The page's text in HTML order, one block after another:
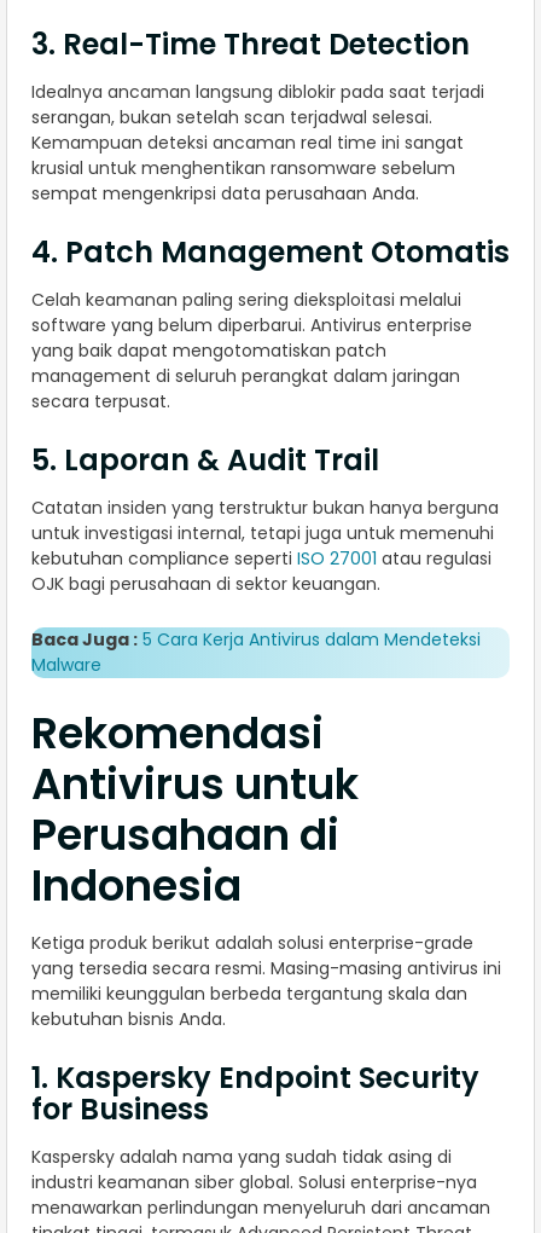
3. Real-Time Threat Detection
Idealnya ancaman langsung diblokir pada saat terjadi
serangan, bukan setelah scan terjadwal selesai.
Kemampuan deteksi ancaman real time ini sangat
krusial untuk menghentikan ransomware sebelum
sempat mengenkripsi data perusahaan Anda.
4. Patch Management Otomatis
Celah keamanan paling sering dieksploitasi melalui
software yang belum diperbarui. Antivirus enterprise
yang baik dapat mengotomatiskan patch
management di seluruh perangkat dalam jaringan
secara terpusat.
5. Laporan & Audit Trail
Catatan insiden yang terstruktur bukan hanya berguna
untuk investigasi internal, tetapi juga untuk memenuhi
kebutuhan compliance seperti ISO 27001 atau regulasi
OJK bagi perusahaan di sektor keuangan.
Baca Juga : 5 Cara Kerja Antivirus dalam Mendeteksi
Malware
Rekomendasi
Antivirus untuk
Perusahaan di
Indonesia
Ketiga produk berikut adalah solusi enterprise-grade
yang tersedia secara resmi. Masing-masing antivirus ini
memiliki keunggulan berbeda tergantung skala dan
kebutuhan bisnis Anda.
1. Kaspersky Endpoint Security
for Business
Kaspersky adalah nama yang sudah tidak asing di
industri keamanan siber global. Solusi enterprise-nya
menawarkan perlindungan menyeluruh dari ancaman